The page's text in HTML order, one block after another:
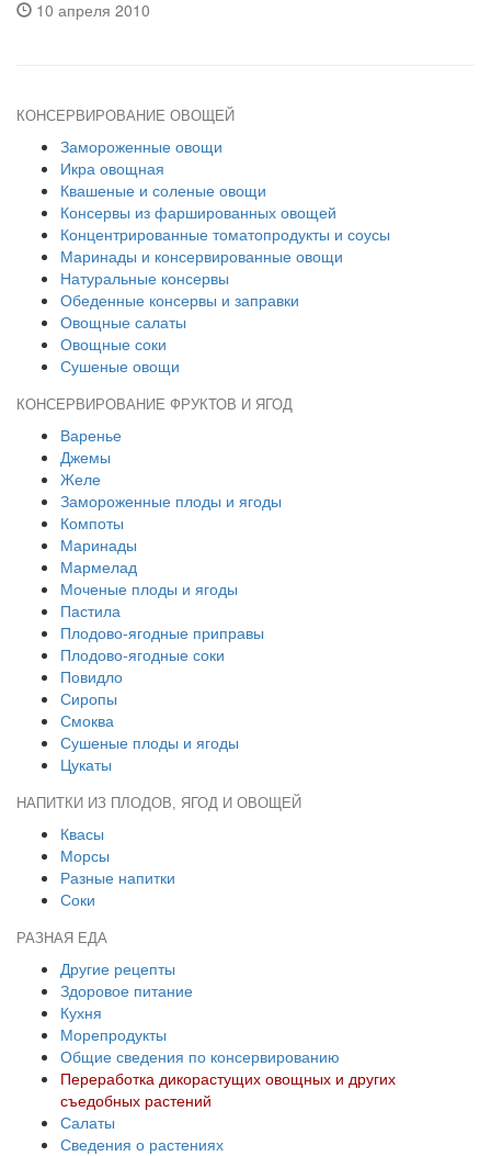
10 апреля 2010
КОНСЕРВИРОВАНИЕ ОВОЩЕЙ
Замороженные овощи
Икра овощная
Квашеные и соленые овощи
Консервы из фаршированных овощей
Концентрированные томатопродукты и соусы
Маринады и консервированные овощи
Натуральные консервы
Обеденные консервы и заправки
Овощные салаты
Овощные соки
Сушеные овощи
КОНСЕРВИРОВАНИЕ ФРУКТОВ И ЯГОД
Варенье
Джемы
Желе
Замороженные плоды и ягоды
Компоты
Маринады
Мармелад
Моченые плоды и ягоды
Пастила
Плодово-ягодные приправы
Плодово-ягодные соки
Повидло
Сиропы
Смоква
Сушеные плоды и ягоды
Цукаты
НАПИТКИ ИЗ ПЛОДОВ, ЯГОД И ОВОЩЕЙ
Квасы
Морсы
Разные напитки
Соки
РАЗНАЯ ЕДА
Другие рецепты
Здоровое питание
Кухня
Морепродукты
Общие сведения по консервированию
Переработка дикорастущих овощных и других
съедобных растений
Салаты
Сведения о растениях